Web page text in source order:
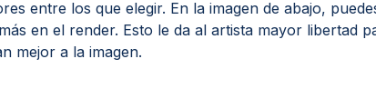
entre los que elegir. En la imagen de abajo,
en el render. Esto le da al artista mayor libertad
mejor a la imagen.